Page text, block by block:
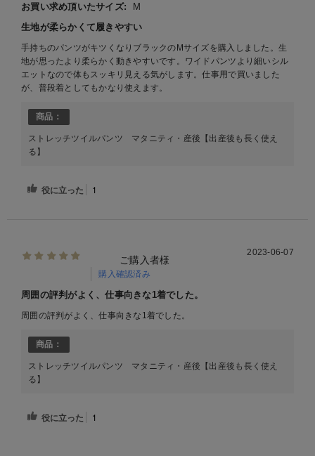
お買い求め頂いたサイズ:
M
生地が柔らかくて履きやすい
手持ちのパンツがキツくなりブラックのMサイズを購入しました。生
地が思ったより柔らかく動きやすいです。ワイドパンツより細いシル
エットなので体もスッキリ見える気がします。仕事用で買いました
が、普段着としてもかなり使えます。
商品：
ストレッチツイルパンツ マタニティ・産後【出産後も長く使え
る】
役に立った 1
ご購入者様
購入確認済み
2023-06-07
周囲の評判がよく、仕事向きな1着でした。
周囲の評判がよく、仕事向きな1着でした。
商品：
ストレッチツイルパンツ マタニティ・産後【出産後も長く使え
る】
役に立った 1